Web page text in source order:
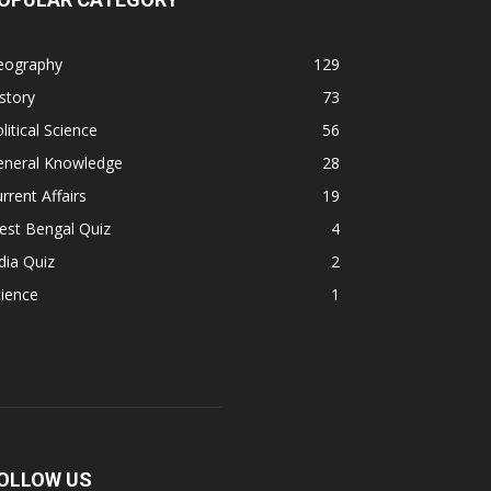
129
73
Science
56
Knowledge
28
Affairs
19
Bengal Quiz
4
Quiz
2
1
US